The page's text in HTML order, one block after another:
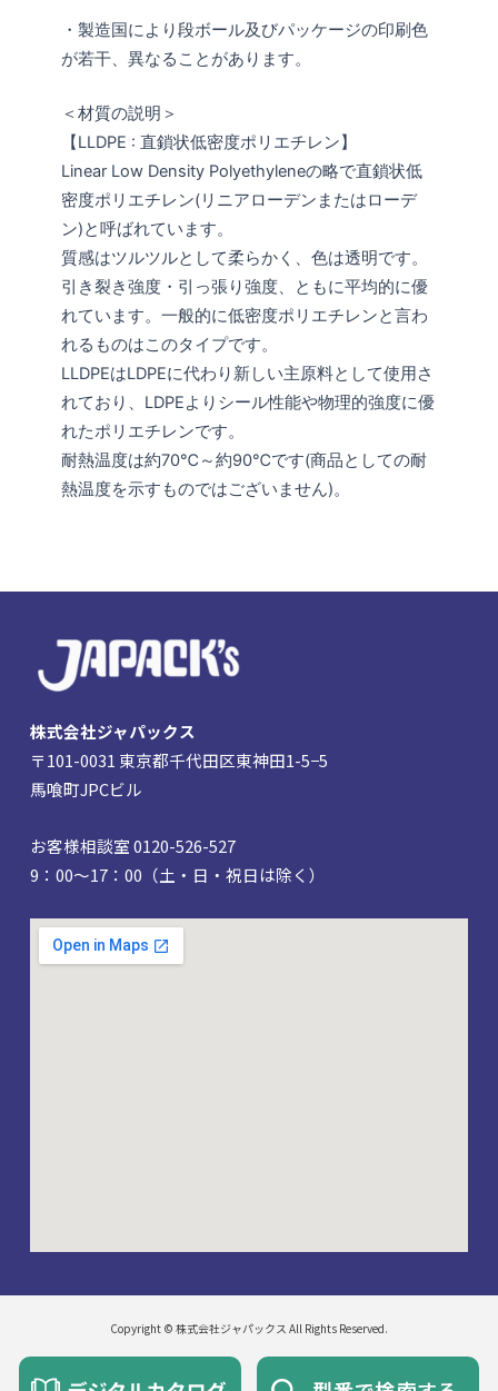
・製造国により段ボール及びパッケージの印刷色
が若干、異なることがあります。
＜材質の説明＞
【LLDPE : 直鎖状低密度ポリエチレン】
Linear Low Density Polyethyleneの略で直鎖状低
密度ポリエチレン(リニアローデンまたはローデ
ン)と呼ばれています。
質感はツルツルとして柔らかく、色は透明です。
引き裂き強度・引っ張り強度、ともに平均的に優
れています。一般的に低密度ポリエチレンと言わ
れるものはこのタイプです。
LLDPEはLDPEに代わり新しい主原料として使用さ
れており、LDPEよりシール性能や物理的強度に優
れたポリエチレンです。
耐熱温度は約70℃～約90℃です(商品としての耐
熱温度を示すものではございません)。
株式会社ジャパックス
〒101-0031 東京都千代田区東神田1-5−5
馬喰町JPCビル
お客様相談室 0120-526-527
9：00～17：00（土・日・祝日は除く）
Copyright © 株式会社ジャパックス All Rights Reserved.